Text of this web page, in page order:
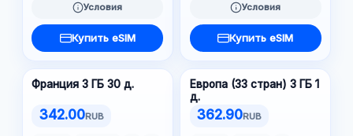
Условия
Купить eSIM
Условия
Купить eSIM
Франция 3 ГБ 30 д.
342.00RUB
Европа (33 стран) 3 ГБ 1
д.
362.90RUB